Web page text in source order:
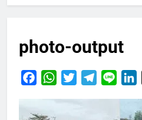
photo-output
FacebookWhatsApp
TwitterTelegram
Line